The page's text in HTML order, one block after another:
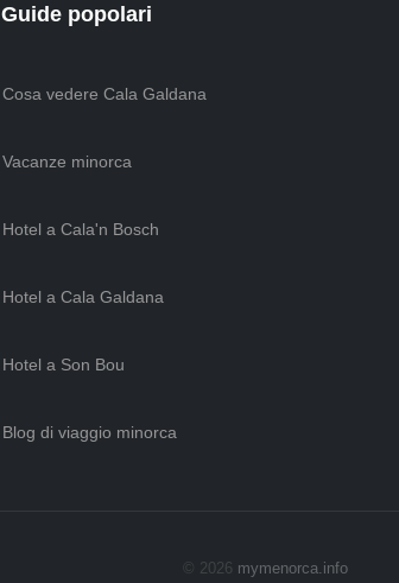
Guide popolari
Cosa vedere Cala Galdana
Vacanze minorca
Hotel a Cala'n Bosch
Hotel a Cala Galdana
Hotel a Son Bou
Blog di viaggio minorca
© 2026 mymenorca.info